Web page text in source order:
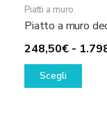
Piatti a muro
Piatto a muro
248,50€ -
Scegli